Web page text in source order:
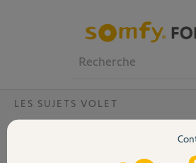
Volet
LES SUJETS VOLET
Le moteur ne s'arrête pas